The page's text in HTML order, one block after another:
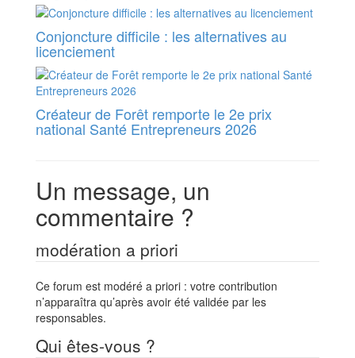
Conjoncture difficile : les alternatives au
licenciement
Créateur de Forêt remporte le 2e prix
national Santé Entrepreneurs 2026
Un message, un
commentaire ?
modération a priori
Ce forum est modéré a priori : votre contribution
n’apparaîtra qu’après avoir été validée par les
responsables.
Qui êtes-vous ?